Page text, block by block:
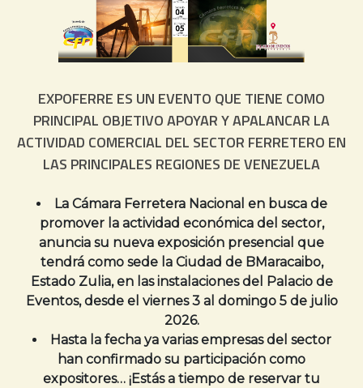
EXPOFERRE ES UN EVENTO QUE TIENE COMO
PRINCIPAL OBJETIVO APOYAR Y APALANCAR LA
ACTIVIDAD COMERCIAL DEL SECTOR FERRETERO EN
LAS PRINCIPALES REGIONES DE VENEZUELA
La Cámara Ferretera Nacional en busca de
promover la actividad económica del sector,
anuncia su nueva exposición presencial que
tendrá como sede la Ciudad de BMaracaibo,
Estado Zulia, en las instalaciones del Palacio de
Eventos, desde el viernes 3 al domingo 5 de julio
2026.
Hasta la fecha ya varias empresas del sector
han confirmado su participación como
expositores… ¡Estás a tiempo de reservar tu